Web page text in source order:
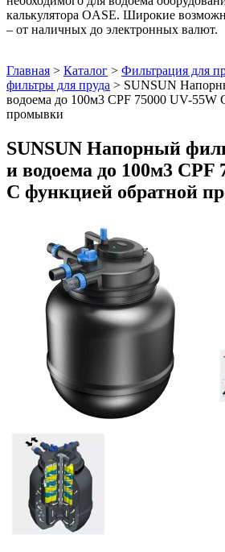
калькулятора OASE. Широкие
– от наличных до электронных валют.
Главная > Каталог > Фильтрация для
фильтры для пруда > SUNSUN
водоема до 100м3 CPF 75000 UV-55W
промывки
SUNSUN Напорный
и водоема до 100м3 CPF
С функцией обратной